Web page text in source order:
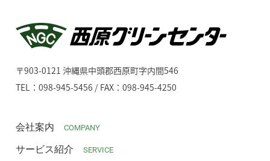
〒903-0121 沖縄県中頭郡西原町字内間546
TEL：098-945-5456 / FAX：098-945-4250
会社案内 COMPANY
サービス紹介 SERVICE